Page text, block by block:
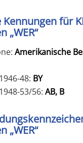
für
„WER“
Amerikanische
48: BY
53/56: AB, B
„WER“